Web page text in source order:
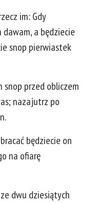
im: Gdy
a będziecie
snop pierwiastek
snop przed obliczem
nazajutrz po
będziecie on
na ofiarę
dwu dziesiątych